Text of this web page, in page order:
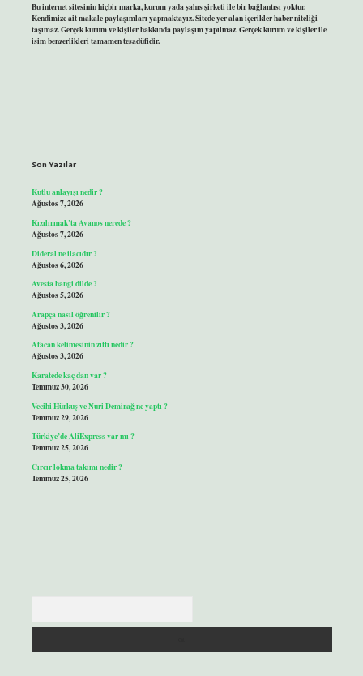
Bu internet sitesinin hiçbir marka, kurum yada şahıs şirketi ile bir bağlantısı yoktur.
Kendimize ait makale paylaşımları yapmaktayız. Sitede yer alan içerikler haber niteliği
taşımaz. Gerçek kurum ve kişiler hakkında paylaşım yapılmaz. Gerçek kurum ve kişiler ile
isim benzerlikleri tamamen tesadüfidir.
Son Yazılar
Kutlu anlayışı nedir ?
Ağustos 7, 2026
Kızılırmak’ta Avanos nerede ?
Ağustos 7, 2026
Dideral ne ilacıdır ?
Ağustos 6, 2026
Avesta hangi dilde ?
Ağustos 5, 2026
Arapça nasıl öğrenilir ?
Ağustos 3, 2026
Afacan kelimesinin zıttı nedir ?
Ağustos 3, 2026
Karatede kaç dan var ?
Temmuz 30, 2026
Vecihi Hürkuş ve Nuri Demirağ ne yaptı ?
Temmuz 29, 2026
Türkiye’de AliExpress var mı ?
Temmuz 25, 2026
Cırcır lokma takımı nedir ?
Temmuz 25, 2026